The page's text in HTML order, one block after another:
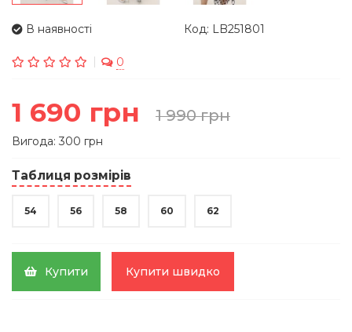
В наявності Код: LB251801
0
1 690 грн 1 990 грн
Вигода: 300 грн
Таблиця розмірів
54 56 58 60 62
Купити Купити швидко